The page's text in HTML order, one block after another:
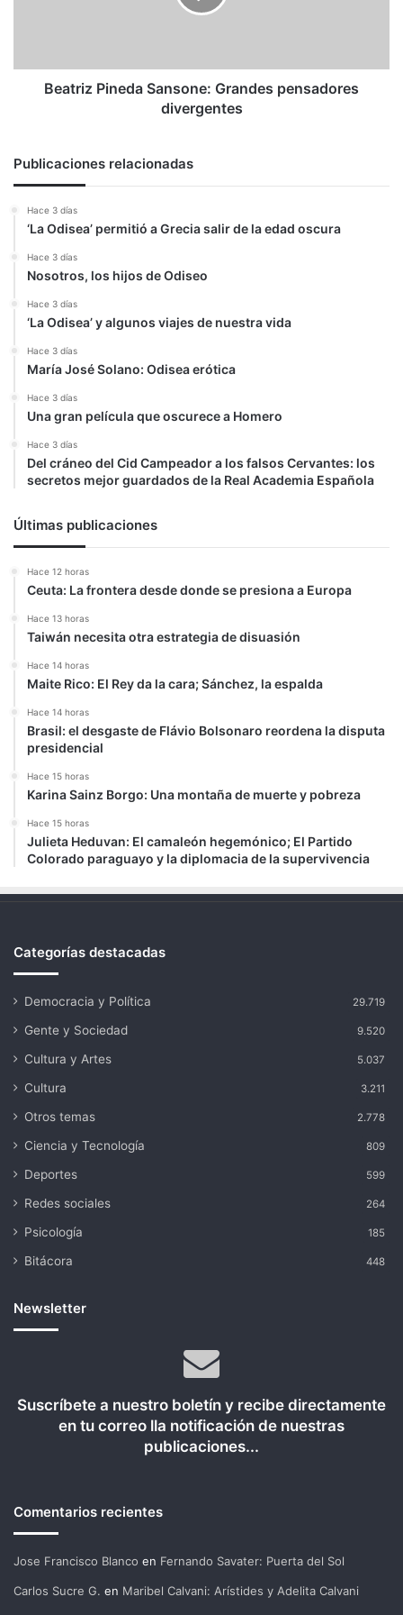
Beatriz Pineda Sansone: Grandes pensadores
divergentes
Publicaciones relacionadas
Hace 3 días
‘La Odisea’ permitió a Grecia salir de la edad oscura
Hace 3 días
Nosotros, los hijos de Odiseo
Hace 3 días
‘La Odisea’ y algunos viajes de nuestra vida
Hace 3 días
María José Solano: Odisea erótica
Hace 3 días
Una gran película que oscurece a Homero
Hace 3 días
Del cráneo del Cid Campeador a los falsos Cervantes: los
secretos mejor guardados de la Real Academia Española
Últimas publicaciones
Hace 12 horas
Ceuta: La frontera desde donde se presiona a Europa
Hace 13 horas
Taiwán necesita otra estrategia de disuasión
Hace 14 horas
Maite Rico: El Rey da la cara; Sánchez, la espalda
Hace 14 horas
Brasil: el desgaste de Flávio Bolsonaro reordena la disputa
presidencial
Hace 15 horas
Karina Sainz Borgo: Una montaña de muerte y pobreza
Hace 15 horas
Julieta Heduvan: El camaleón hegemónico; El Partido
Colorado paraguayo y la diplomacia de la supervivencia
Categorías destacadas
Democracia y Política 29.719
Gente y Sociedad 9.520
Cultura y Artes 5.037
Cultura 3.211
Otros temas 2.778
Ciencia y Tecnología 809
Deportes 599
Redes sociales 264
Psicología 185
Bitácora 448
Newsletter
Suscríbete a nuestro boletín y recibe directamente
en tu correo lla notificación de nuestras
publicaciones...
Comentarios recientes
Jose Francisco Blanco en Fernando Savater: Puerta del Sol
Carlos Sucre G. en Maribel Calvani: Arístides y Adelita Calvani